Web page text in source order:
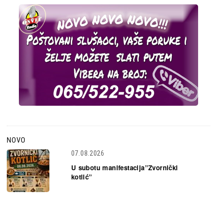
NOVO
07.08.2026
U subotu manifestacija”Zvornički
kotlić”